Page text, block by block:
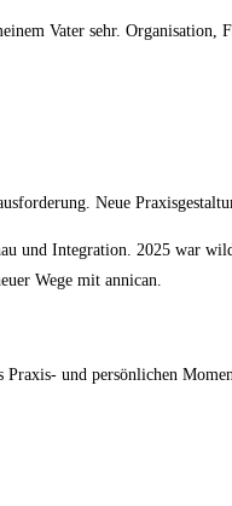
Vater sehr. Organisation,
Neue
und Integration. 2025 war
Wege mit annican.
und persönlichen